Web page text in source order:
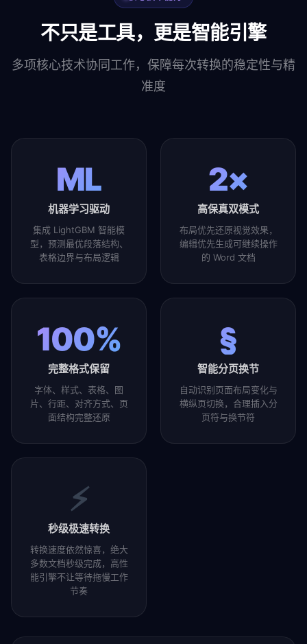
不只是工具，更是智能引擎
多项核心技术协同工作，保障每次转换的稳定性与精
准度
ML
机器学习驱动
集成 LightGBM 智能模
型，预测最优段落结构、
表格边界与布局逻辑
2×
高保真双模式
布局优先还原视觉效果，
编辑优先生成可继续操作
的 Word 文档
100%
完整格式保留
字体、样式、表格、图
片、行距、对齐方式、页
面结构完整还原
§
智能分页换节
自动识别页面布局变化与
横纵页切换，合理插入分
页符与换节符
⚡
秒级极速转换
转换速度依然惊喜，绝大
多数文档秒级完成，高性
能引擎不让等待拖慢工作
节奏